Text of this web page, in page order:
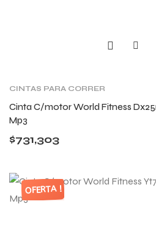
CINTAS PARA CORRER
Cinta C/motor World Fitness
Mp3
$731,303
OFERTA !